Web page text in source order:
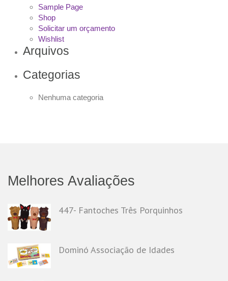
Sample Page
Shop
Solicitar um orçamento
Wishlist
Arquivos
Categorias
Nenhuma categoria
Melhores Avaliações
447- Fantoches Três Porquinhos
Dominó Associação de Idades